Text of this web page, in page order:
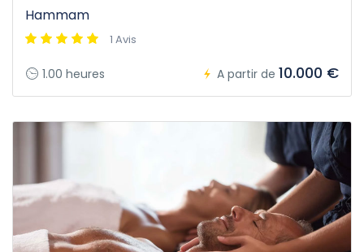
Hammam
1 Avis
1.00 heures A partir de 10.000 €